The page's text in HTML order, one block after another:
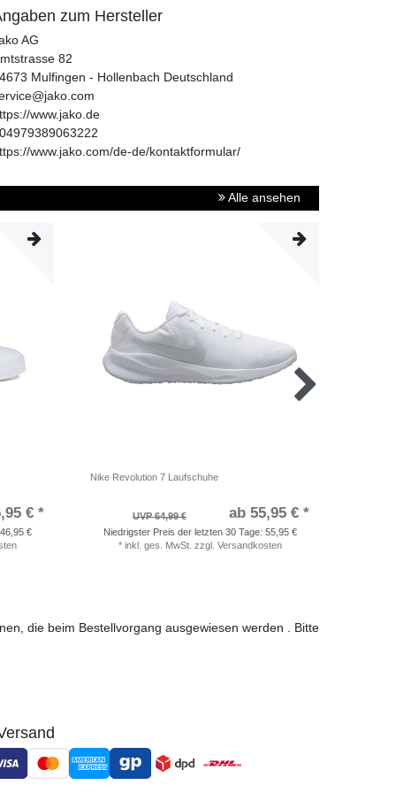
zum Hersteller
AG
82
Mulfingen - Hollenbach Deutschland
www.jako.de
www.jako.com/de-de/kontaktformular/
Alle ansehen
€ *
46,95 €
Nike Revolution 7 Laufschuhe
UVP 64,99 € ab 55,95 € *
Niedrigster Preis der letzten 30 Tage: 55,95 €
* inkl. ges. MwSt. zzgl. Versandkosten
die beim Bestellvorgang ausgewiesen werden . Bitte